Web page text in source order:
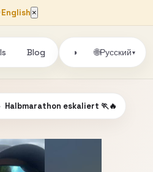
English ×
Blog ◑ 🌐Русский▾
Halbmarathon eskaliert 🏃🔥